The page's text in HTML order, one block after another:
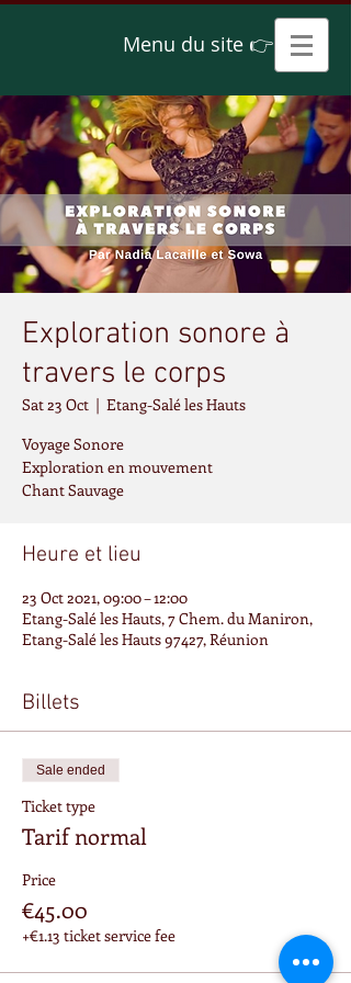
Menu du site 👉
Exploration sonore à
travers le corps
Sat 23 Oct
  |
Etang-Salé les Hauts
Voyage Sonore
Exploration en mouvement
Chant Sauvage
Heure et lieu
23 Oct 2021, 09:00 – 12:00
Etang-Salé les Hauts, 7 Chem. du Maniron,
Etang-Salé les Hauts 97427, Réunion
Billets
Sale ended
Ticket type
Tarif normal
Price
€45.00
+€1.13 ticket service fee